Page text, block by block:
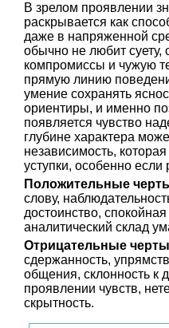
В зрелом проявлении
раскрывается как
даже в напряженной
обычно не любит суету,
компромиссы и чужую
прямую линию
умение сохранять
ориентиры, и именно
появляется чувство
глубине характера
независимость,
уступки, особенно если
Положительные
слову,
достоинство,
аналитический склад
Отрицательные
сдержанность,
общения, склонность к
проявлении чувств,
скрытность.